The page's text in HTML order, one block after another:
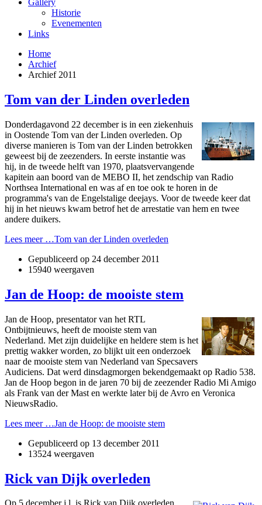
Gallery
Historie
Evenementen
Links
Home
Archief
Archief 2011
Tom van der Linden overleden
Donderdagavond 22 december is in een ziekenhuis
in Oostende Tom van der Linden overleden. Op
diverse manieren is Tom van der Linden betrokken
geweest bij de zeezenders. In eerste instantie was
hij, in de tweede helft van 1970, plaatsvervangende
kapitein aan boord van de MEBO II, het zendschip van Radio
Northsea International en was af en toe ook te horen in de
programma's van de Engelstalige deejays. Voor de tweede keer dat
hij in het nieuws kwam betrof het de arrestatie van hem en twee
andere duikers.
Lees meer …Tom van der Linden overleden
Gepubliceerd op 24 december 2011
15940 weergaven
Jan de Hoop: de mooiste stem
Jan de Hoop, presentator van het RTL
Ontbijtnieuws, heeft de mooiste stem van
Nederland. Met zijn duidelijke en heldere stem is het
prettig wakker worden, zo blijkt uit een onderzoek
naar de mooiste stem van Nederland van Specsavers
Audiciens. Dat werd dinsdagmorgen bekendgemaakt op Radio 538.
Jan de Hoop begon in de jaren 70 bij de zeezender Radio Mi Amigo
als Frank van der Mast en werkte later bij de Avro en Veronica
NieuwsRadio.
Lees meer …Jan de Hoop: de mooiste stem
Gepubliceerd op 13 december 2011
13524 weergaven
Rick van Dijk overleden